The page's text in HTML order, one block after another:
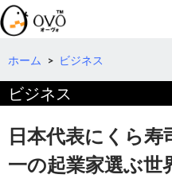
検
索
コ
テ
へ
ホーム > ビジネス
ビジネス
日本代表にくら
一の起業家選ぶ世